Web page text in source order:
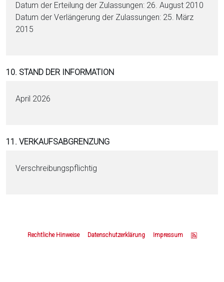
Datum der Erteilung der Zulassungen: 26. August 2010
Datum der Verlängerung der Zulassungen: 25. März
2015
10. STAND DER INFORMATION
April 2026
11. VERKAUFSABGRENZUNG
Verschreibungspflichtig
Rechtliche Hinweise Datenschutzerklärung Impressum